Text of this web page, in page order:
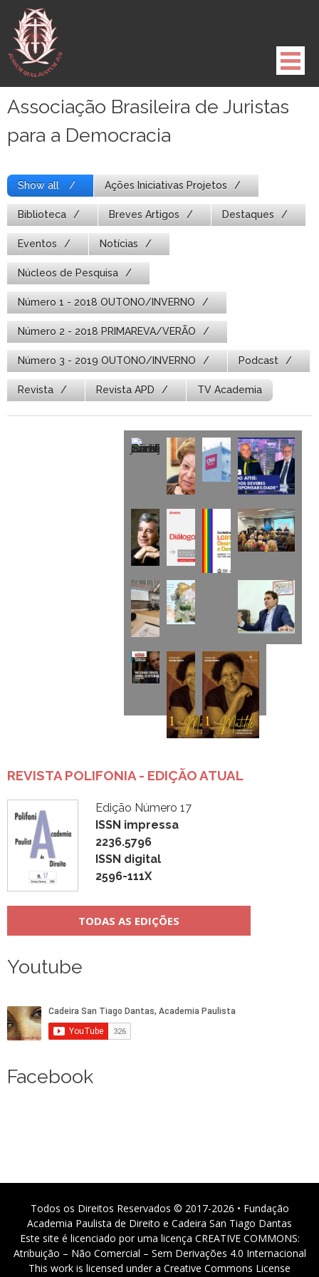
para
conteúdo
Associação Brasileira de Juristas
para a Democracia
Show all Ações Iniciativas Projetos
Biblioteca Breves Artigos Destaques
Eventos Notícias
Núcleos de Pesquisa
Número 1 - 2018 OUTONO/INVERNO
Número 2 - 2018 PRIMAREVA/VERÃO
Número 3 - 2019 OUTONO/INVERNO Podcast
Revista Revista APD TV Academia
REVISTA POLIFONIA - EDIÇÃO ATUAL
Edição Número 17
ISSN impressa
2236.5796
ISSN digital
2596-111X
TODAS AS EDIÇÕES
Youtube
Facebook
Todos os Direitos Reservados © 2017-2026 • Fundação
Academia Paulista de Direito e Cadeira San Tiago Dantas
Este site é licenciado por uma licença CREATIVE COMMONS:
Atribuição – Não Comercial – Sem Derivações 4.0 Internacional
This work is licensed under a Creative Commons License